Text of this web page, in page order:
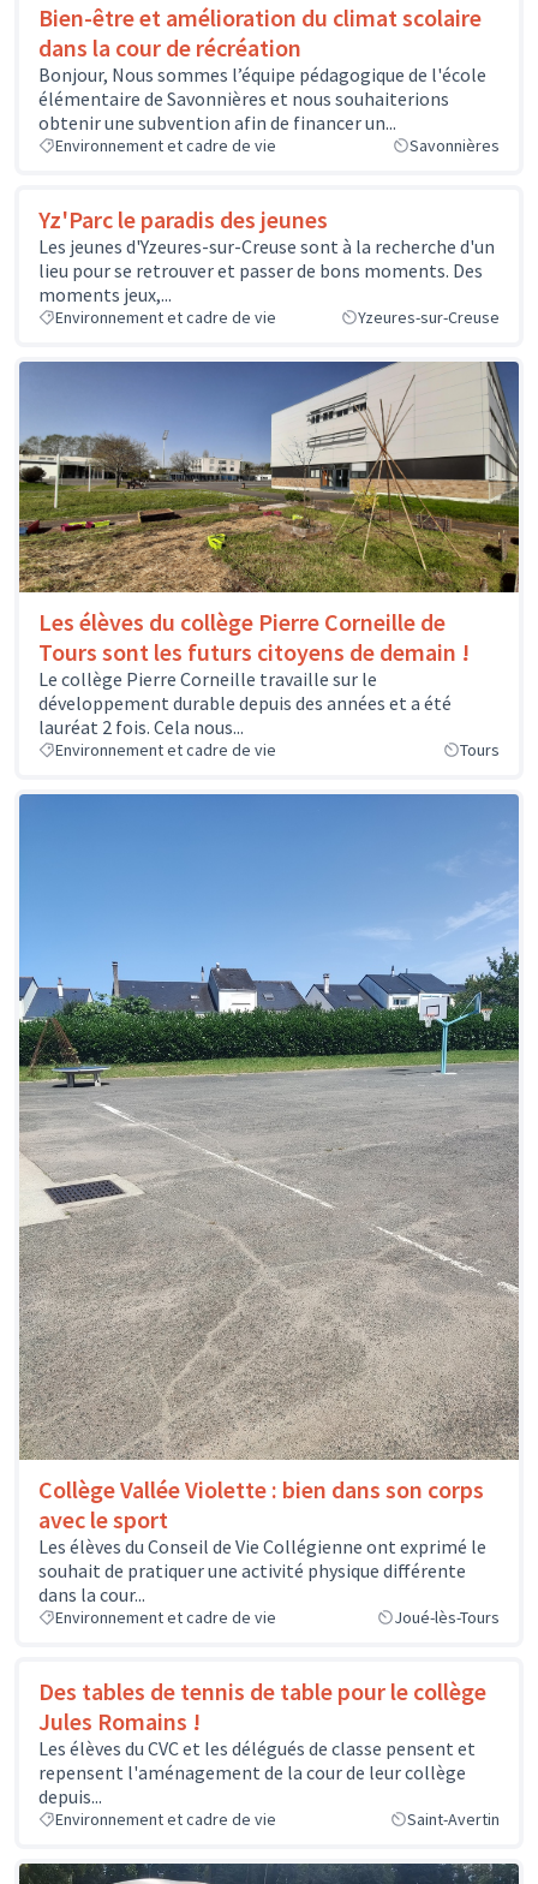
Bien-être et amélioration du climat scolaire
dans la cour de récréation
Bonjour, Nous sommes l’équipe pédagogique de l'école
élémentaire de Savonnières et nous souhaiterions
obtenir une subvention afin de financer un...
Environnement et cadre de vie Savonnières
Yz'Parc le paradis des jeunes
Les jeunes d'Yzeures-sur-Creuse sont à la recherche d'un
lieu pour se retrouver et passer de bons moments. Des
moments jeux,...
Environnement et cadre de vie Yzeures-sur-Creuse
Les élèves du collège Pierre Corneille de
Tours sont les futurs citoyens de demain !
Le collège Pierre Corneille travaille sur le
développement durable depuis des années et a été
lauréat 2 fois. Cela nous...
Environnement et cadre de vie Tours
Collège Vallée Violette : bien dans son corps
avec le sport
Les élèves du Conseil de Vie Collégienne ont exprimé le
souhait de pratiquer une activité physique différente
dans la cour...
Environnement et cadre de vie Joué-lès-Tours
Des tables de tennis de table pour le collège
Jules Romains !
Les élèves du CVC et les délégués de classe pensent et
repensent l'aménagement de la cour de leur collège
depuis...
Environnement et cadre de vie Saint-Avertin